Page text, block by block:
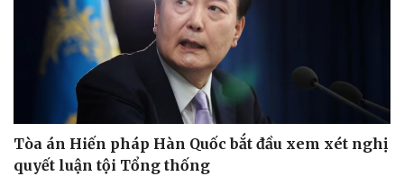
Tòa án Hiến pháp Hàn Quốc bắt đầu xem xét nghị
quyết luận tội Tổng thống